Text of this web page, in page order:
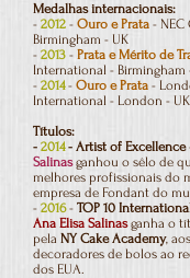
Medalhas internacionais:
- 2012 - Ouro e Prata - NEC
Birmingham - UK
- 2013 - Prata e Mérito de
International - Birmingham
- 2014- Ouro e Prata -
International - London - UK
Títulos:
- 2014- Artist of Excellence
Salinasganhou o sêlo de
melhores profissionais do
empresa de Fondant do
- 2016- TOP 10
Ana Elisa Salinasganha o
pela NY Cake Academy,
decoradores de bolos ao
dos EUA.